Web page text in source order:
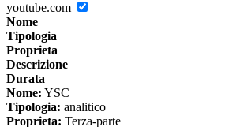
youtube.com
Nome
Tipologia
Proprieta
Descrizione
Durata
Nome: YSC
Tipologia: analitico
Proprieta: Terza-parte